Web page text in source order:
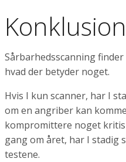
Konklusion
Sårbarhedsscanning
hvad der betyder noget.
Hvis I kun scanner, har I
om en angriber kan
kompromittere noget
gang om året, har I stadig
testene.